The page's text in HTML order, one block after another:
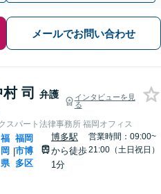
メールでお問い合わせ
村 司
弁護
インタビューを見
る
スパート法律事務所 福岡オフィス
福
岡
県
|
福岡
市博
多区
博多駅
から徒歩
1分
営業時間：09:00~
21:00（土日祝日）